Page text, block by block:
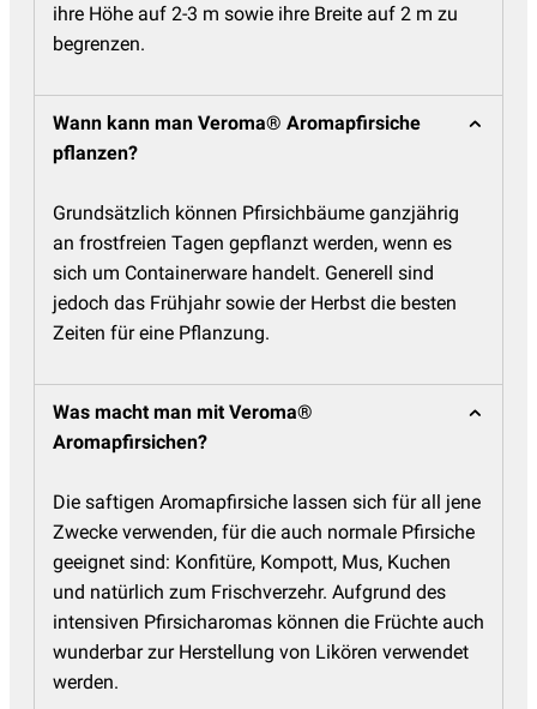
ihre Höhe auf 2-3 m sowie ihre Breite auf 2 m zu
begrenzen.
Wann kann man Veroma® Aromapfirsiche
pflanzen?
Grundsätzlich können Pfirsichbäume ganzjährig
an frostfreien Tagen gepflanzt werden, wenn es
sich um Containerware handelt. Generell sind
jedoch das Frühjahr sowie der Herbst die besten
Zeiten für eine Pflanzung.
Was macht man mit Veroma®
Aromapfirsichen?
Die saftigen Aromapfirsiche lassen sich für all jene
Zwecke verwenden, für die auch normale Pfirsiche
geeignet sind: Konfitüre, Kompott, Mus, Kuchen
und natürlich zum Frischverzehr. Aufgrund des
intensiven Pfirsicharomas können die Früchte auch
wunderbar zur Herstellung von Likören verwendet
werden.